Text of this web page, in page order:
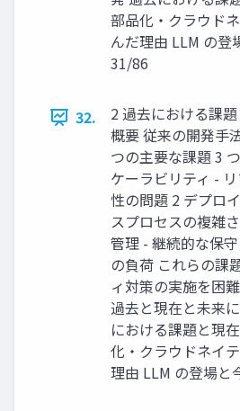
部品化・クラウド
んだ理由 LLM の登
31/86
32.
2 過去における課
概要 従来の開発手
つの主要な課題 3
ケーラビリティ -
性の問題 2 デプロ
スプロセスの複雑
管理 - 継続的な保
の負荷 これらの課
ィ対策の実施を困
過去と現在と未来
における課題と現
化・クラウドネイ
理由 LLM の登場と